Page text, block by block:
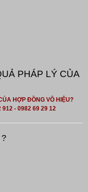
PHÁP LÝ CỦA
HỢP ĐỒNG VÔ HIỆU?
912 - 0982 69 29 12